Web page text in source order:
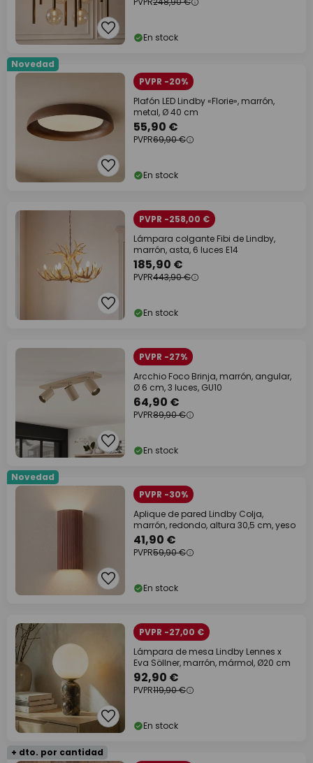
En stock
Novedad
PVPR -20%
Plafón LED Lindby «Florie», marrón,
metal, Ø 40 cm
55,90 €
PVPR69,90 €
En stock
PVPR -258,00 €
Lámpara colgante Fibi de Lindby,
marrón, asta, 6 luces E14
185,90 €
PVPR443,90 €
En stock
PVPR -27%
Arcchio Foco Brinja, marrón, angular,
Ø 6 cm, 3 luces, GU10
64,90 €
PVPR89,90 €
En stock
Novedad
PVPR -30%
Aplique de pared Lindby Colja,
marrón, redondo, altura 30,5 cm, yeso
41,90 €
PVPR59,90 €
En stock
PVPR -27,00 €
Lámpara de mesa Lindby Lennes x
Eva Söllner, marrón, mármol, Ø20 cm
92,90 €
PVPR119,90 €
En stock
+ dto. por cantidad